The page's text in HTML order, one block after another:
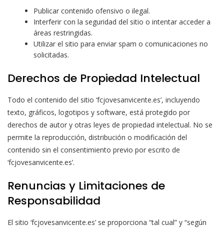
Publicar contenido ofensivo o ilegal.
Interferir con la seguridad del sitio o intentar acceder a
áreas restringidas.
Utilizar el sitio para enviar spam o comunicaciones no
solicitadas.
Derechos de Propiedad Intelectual
Todo el contenido del sitio ‘fcjovesanvicente.es’, incluyendo
texto, gráficos, logotipos y software, está protegido por
derechos de autor y otras leyes de propiedad intelectual. No se
permite la reproducción, distribución o modificación del
contenido sin el consentimiento previo por escrito de
‘fcjovesanvicente.es’.
Renuncias y Limitaciones de
Responsabilidad
El sitio ‘fcjovesanvicente.es’ se proporciona “tal cual” y “según